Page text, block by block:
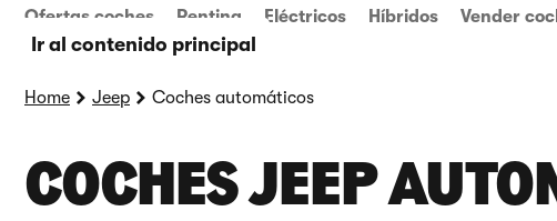
Ir al contenido principal
Ofertas coches Renting Eléctricos Híbridos Vender
Home Jeep Coches automáticos
COCHES JEEP